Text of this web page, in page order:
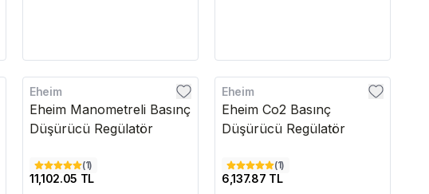
Kargo Bedava
Eheim
Eheim Manometreli Basınç
Düşürücü Regülatör
(1)
11,102.05 TL
Kargo Bedava
Eheim
Eheim Co2 Basınç
Düşürücü Regülatör
(1)
6,137.87 TL